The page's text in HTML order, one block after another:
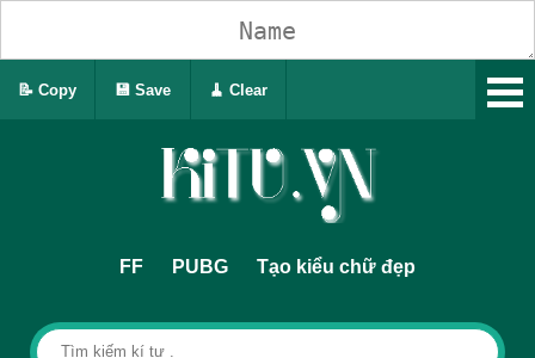
FF PUBG Tạo kiểu chữ đẹp
📝 Copy 💾 Save 🧹 Clear